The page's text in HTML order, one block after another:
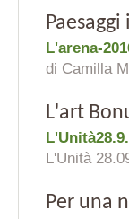
L'arena-
di Camilla
L'art
L'Unità
Per una